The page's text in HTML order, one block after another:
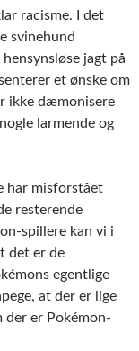
racisme. I det
svinehund
jagt på
et ønske om
ikke dæmonisere
larmende og
har misforstået
resterende
spillere kan vi i
det er de
egentlige
at der er lige
der er Pokémon-